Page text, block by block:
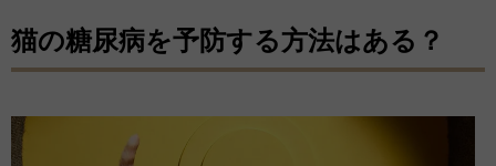
猫の糖尿病を予防する方法はある？